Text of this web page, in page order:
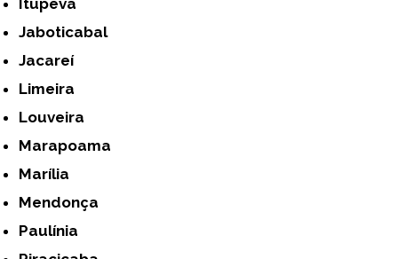
Itupeva
Jaboticabal
Jacareí
Limeira
Louveira
Marapoama
Marília
Mendonça
Paulínia